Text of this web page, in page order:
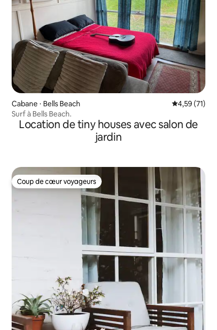
Cabane ⋅ Bells Beach Évaluation
4,59 (71)
Surf à Bells Beach.
Location de tiny houses avec salon de
jardin
Coup de cœur voyageurs
Coup de cœur voyageurs